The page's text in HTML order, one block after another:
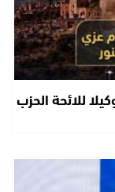
للائحة الحزب